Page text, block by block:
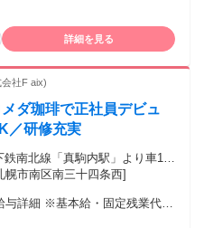
不問／無資格歓迎 ＊経験者歓
迎！ ＊学歴不問／中卒・高校
問／アルバイト・パート・契
性活躍中 ＊ハローワークでお
などの綺
た方や、アパレルやコンビニ
モクモクと働きたい方 ◎看
いるが、別の業界や職種で働
詳細を見る
社F aix)
ダ珈琲で正社員デビュ
／研修充実
南北線「真駒内駅」より車13
幌市南区南三十四条西]
与詳細 ※基本給・固定残業代の